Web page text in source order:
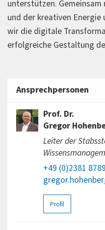
unterstützen.
und der kreativen
wir die digitale
erfolgreiche Gestaltung
Ansprechpersonen
Prof. Dr.
Gregor
Leiter der
+49 (0)2381
Profil